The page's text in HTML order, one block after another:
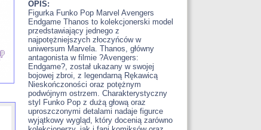
OPIS:
Figurka Funko Pop Marvel Avengers
Endgame Thanos to kolekcjonerski model
przedstawiający jednego z
najpotężniejszych złoczyńców w
uniwersum Marvela. Thanos, główny
antagonista w filmie ?Avengers:
Endgame?, został ukazany w swojej
bojowej zbroi, z legendarną Rękawicą
Nieskończoności oraz potężnym
podwójnym ostrzem. Charakterystyczny
styl Funko Pop z dużą głową oraz
uproszczonymi detalami nadaje figurce
wyjątkowy wygląd, który docenią zarówno